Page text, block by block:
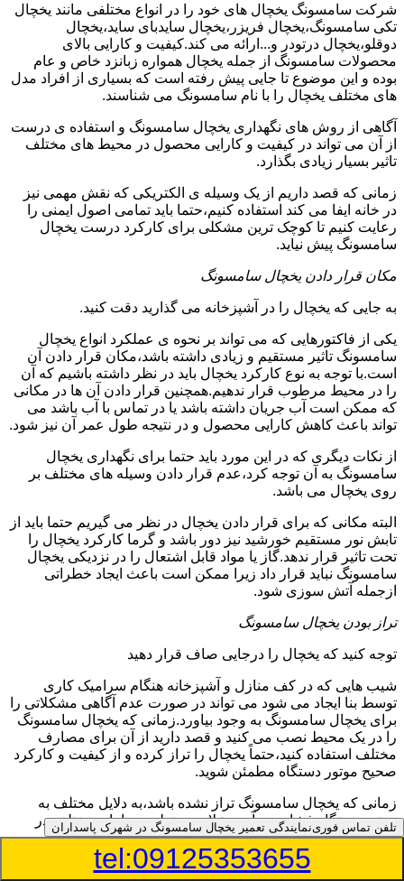
شرکت سامسونگ یخچال های خود را در انواع مختلفی مانند یخچال
تکی سامسونگ،یخچال فریزر،یخچال سایدبای ساید،یخچال
دوقلو،یخچال درتودر و...ارائه می کند.کیفیت و کارایی بالای
محصولات سامسونگ از جمله یخچال همواره زبانزد خاص و عام
بوده و این موضوع تا جایی پیش رفته است که بسیاری از افراد مدل
های مختلف یخچال را با نام سامسونگ می شناسند.
آگاهی از روش های نگهداری یخچال سامسونگ و استفاده ی درست
از آن می تواند در کیفیت و کارایی محصول در محیط های مختلف
تاثیر بسیار زیادی بگذارد.
زمانی که قصد داریم از یک وسیله ی الکتریکی که نقش مهمی نیز
در خانه ایفا می کند استفاده کنیم،حتما باید تمامی اصول ایمنی را
رعایت کنیم تا کوچک ترین مشکلی برای کارکرد درست یخچال
سامسونگ پیش نیاید.
مکان قرار دادن یخچال سامسونگ
به جایی که یخچال را در آشپزخانه می گذارید دقت کنید.
یکی از فاکتورهایی که می تواند بر نحوه ی عملکرد انواع یخچال
سامسونگ تاثیر مستقیم و زیادی داشته باشد،مکان قرار دادن آن
است.با توجه به نوع کارکرد یخچال باید در نظر داشته باشیم که آن
را در محیط مرطوب قرار ندهیم.همچنین قرار دادن آن ها در مکانی
که ممکن است آب جریان داشته باشد یا در تماس با آب باشد می
تواند باعث کاهش کارایی محصول و در نتیجه طول عمر آن نیز شود.
از نکات دیگری که در این مورد باید حتما برای نگهداری یخچال
سامسونگ به آن توجه کرد،عدم قرار دادن وسیله های مختلف بر
روی یخچال می باشد.
البته مکانی که برای قرار دادن یخچال در نظر می گیریم حتما باید از
تابش نور مستقیم خورشید نیز دور باشد و گرما کارکرد یخچال را
تحت تاثیر قرار ندهد.گاز یا مواد قابل اشتعال را در نزدیکی یخچال
سامسونگ نباید قرار داد زیرا ممکن است باعث ایجاد خطراتی
ازجمله آتش سوزی شود.
تراز بودن یخچال سامسونگ
توجه کنید که یخچال را درجایی صاف قرار دهید
شیب هایی که در کف منازل و آشپزخانه هنگام سرامیک کاری
توسط بنا ایجاد می شود می تواند در صورت عدم آگاهی مشکلاتی را
برای یخچال سامسونگ به وجود بیاورد.زمانی که یخچال سامسونگ
را در یک محیط نصب می کنید و قصد دارید از آن برای مصارف
مختلف استفاده کنید،حتماً یخچال را تراز کرده و از کیفیت و کارکرد
صحیح موتور دستگاه مطمئن شوید.
زمانی که یخچال سامسونگ تراز نشده باشد،به دلایل مختلف به
موتور دستگاه فشار می آید و علاوه بر تولید صداهای مختلف در
برخی از موارد ممکن است باعث کاهش طول عمر موتور نیز
شود.همچنین در عملکرد گاز مبرد اختلال ایجاد می کند.
تلفن تماس فورینمایندگی تعمیر یخچال سامسونگ در شهرک پاسداران
tel:09125353655